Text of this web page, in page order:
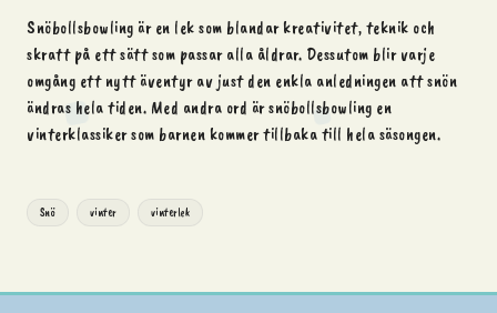
Snöbollsbowling är en lek som blandar kreativitet, teknik och
skratt på ett sätt som passar alla åldrar. Dessutom blir varje
omgång ett nytt äventyr av just den enkla anledningen att snön
ändras hela tiden. Med andra ord är snöbollsbowling en
vinterklassiker som barnen kommer tillbaka till hela säsongen.
Tags:
Snö vinter vinterlek